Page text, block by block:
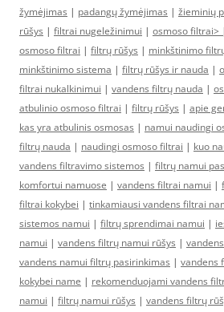
žymėjimas | padangų žymėjimas | žieminių
rūšys | filtrai nugeležinimui | osmoso filtrai> |
osmoso filtrai | filtrų rūšys | minkštinimo
minkštinimo sistema | filtrų rūšys ir nauda |
filtrai nukalkinimui | vandens filtrų nauda |
atbulinio osmoso filtrai | filtrų rūšys | apie
kas yra atbulinis osmosas | namui naudingi
filtrų nauda | naudingi osmoso filtrai | kuo
vandens filtravimo sistemos | filtrų namui
komfortui namuose | vandens filtrai namui |
filtrai kokybei | tinkamiausi vandens filtrai
sistemos namui | filtrų sprendimai namui |
namui | vandens filtrų namui rūšys |
vandens namui filtrų pasirinkimas | vandens
kokybei name | rekomenduojami vandens
namui | filtrų namui rūšys | vandens filtrų